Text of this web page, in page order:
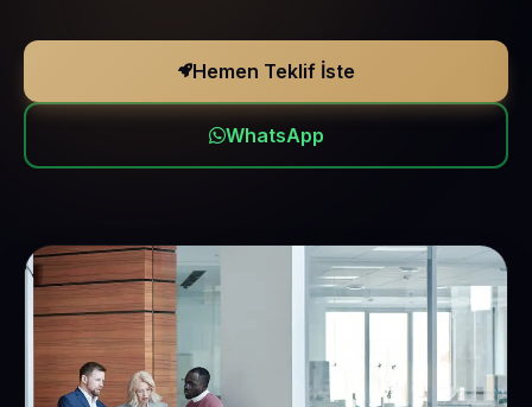
Hemen Teklif İste
WhatsApp